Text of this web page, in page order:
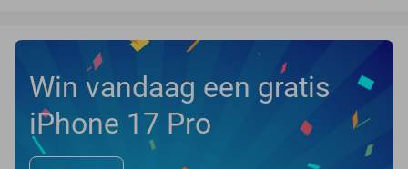
Win vandaag een gratis
iPhone 17 Pro